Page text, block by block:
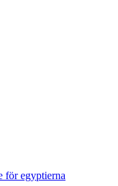
för egyptierna